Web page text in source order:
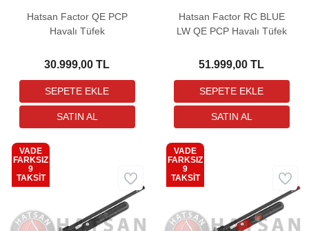
Hatsan Factor QE PCP
Havalı Tüfek
30.999,00 TL
Hatsan Factor RC BLUE
LW QE PCP Havalı Tüfek
51.999,00 TL
VADE
FARKSIZ
9
TAKSİT
Kargo
Bedava
VADE
FARKSIZ
9
TAKSİT
Kargo
Bedava